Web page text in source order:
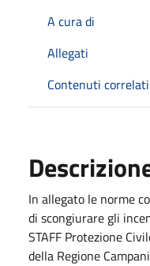
A cura di
Allegati
Contenuti correlati
In allegato le norme
di scongiurare gli
STAFF Protezione
della Regione